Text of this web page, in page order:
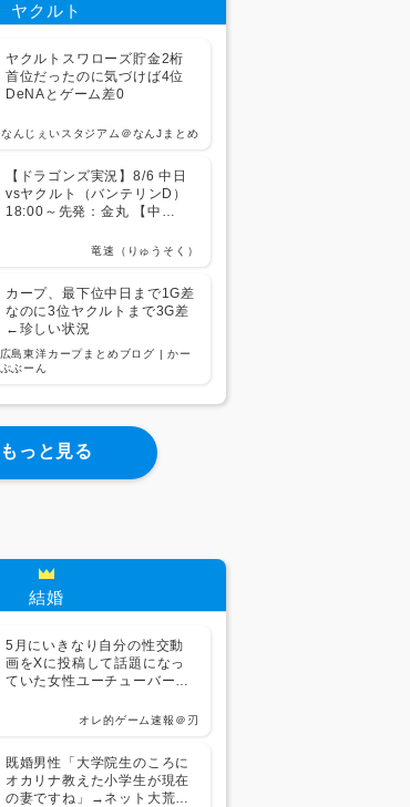
ヤクルト
ヤクルトスワローズ貯金2桁
首位だったのに気づけば4位
DeNAとゲーム差0
なんじぇいスタジアム＠なんJまとめ
【ドラゴンズ実況】8/6 中日
vsヤクルト（バンテリンD）
18:00～先発：金丸 【中
竜速（りゅうそく）
カープ、最下位中日まで1G差
なのに3位ヤクルトまで3G差
←珍しい状況
広島東洋カープまとめブログ | かー
ぷぶーん
もっと見る
結婚
5月にいきなり自分の性交動
画をXに投稿して話題になっ
ていた女性ユーチューバーさ
ていた・・・オレ的ゲーム速報＠刃
既婚男性「大学院生のころに
オカリナ教えた小学生が現在
の妻ですね」→ネット大荒れ